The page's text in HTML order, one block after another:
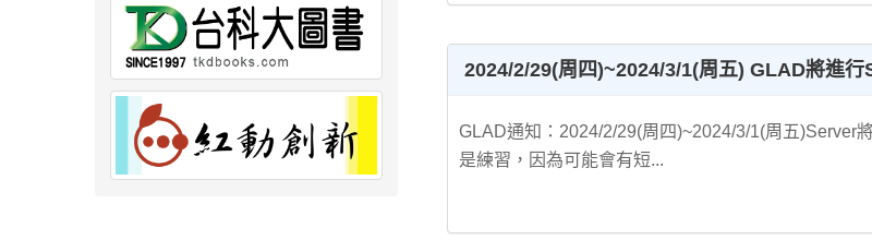
2024/2/29(周四)~2024/3/1(周五) GLAD將進
GLAD通知：2024/2/29(周四)~2024/3/1(周五)Server
是練習，因為可能會有短...